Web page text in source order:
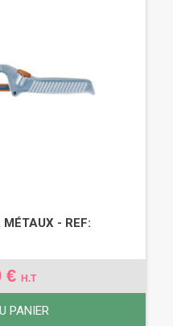
- REF:
€ H.T
PANIER